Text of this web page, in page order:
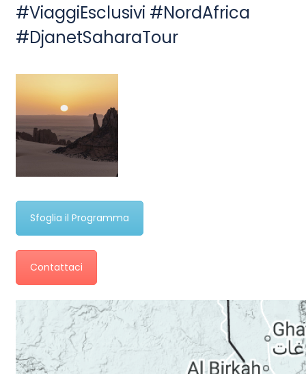
#ViaggiEsclusivi #NordAfrica
#DjanetSaharaTour
Sfoglia il Programma
Contattaci